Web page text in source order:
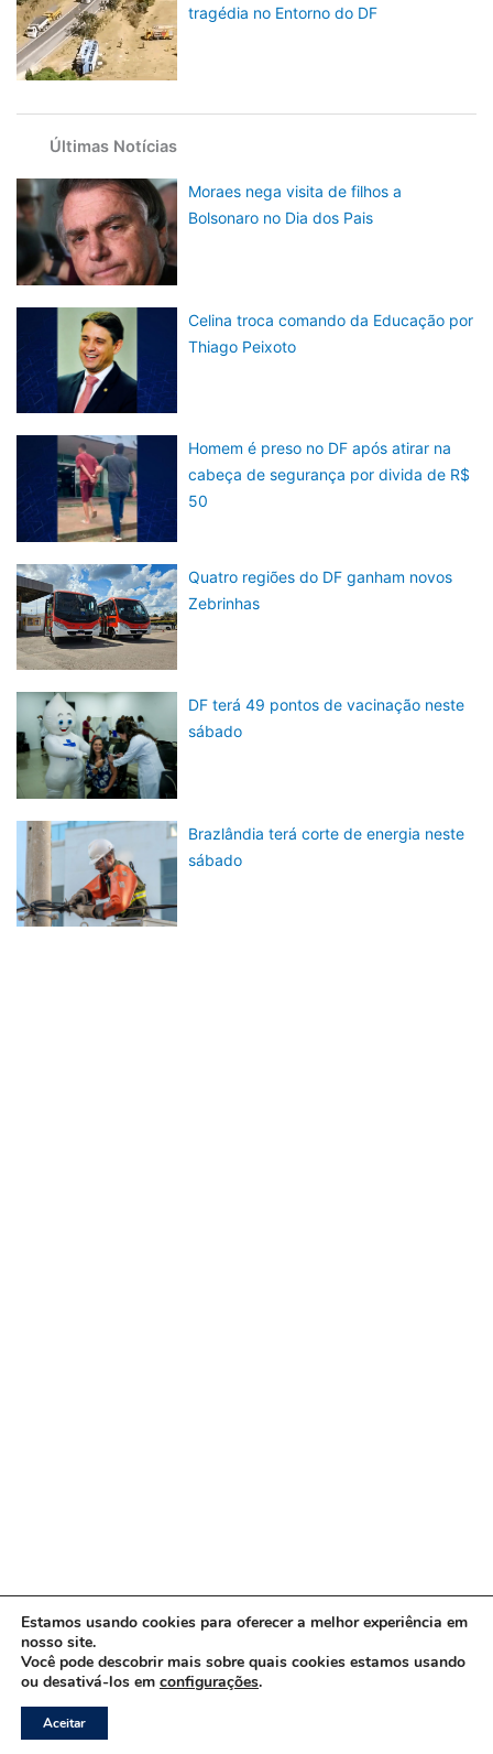
tragédia no Entorno do DF
Últimas Notícias
Moraes nega visita de filhos a
Bolsonaro no Dia dos Pais
Celina troca comando da Educação por
Thiago Peixoto
Homem é preso no DF após atirar na
cabeça de segurança por divida de R$
50
Quatro regiões do DF ganham novos
Zebrinhas
DF terá 49 pontos de vacinação neste
sábado
Brazlândia terá corte de energia neste
sábado
Copyright © 2026 www.ACORDA DF
Estamos usando cookies para oferecer a melhor experiência em
nosso site.
Você pode descobrir mais sobre quais cookies estamos usando
ou desativá-los em configurações.
Aceitar